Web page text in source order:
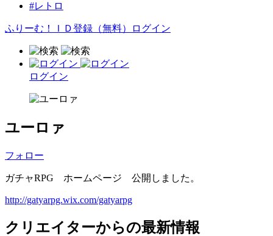
#レトロ
ふりーむ！ＩＤ登録（無料） ログイン
ログイン
ユーロァ
フォロー
ガチャRPG ホームページ 公開しました。
http://gatyarpg.wix.com/gatyarpg
クリエイターからの最新情報